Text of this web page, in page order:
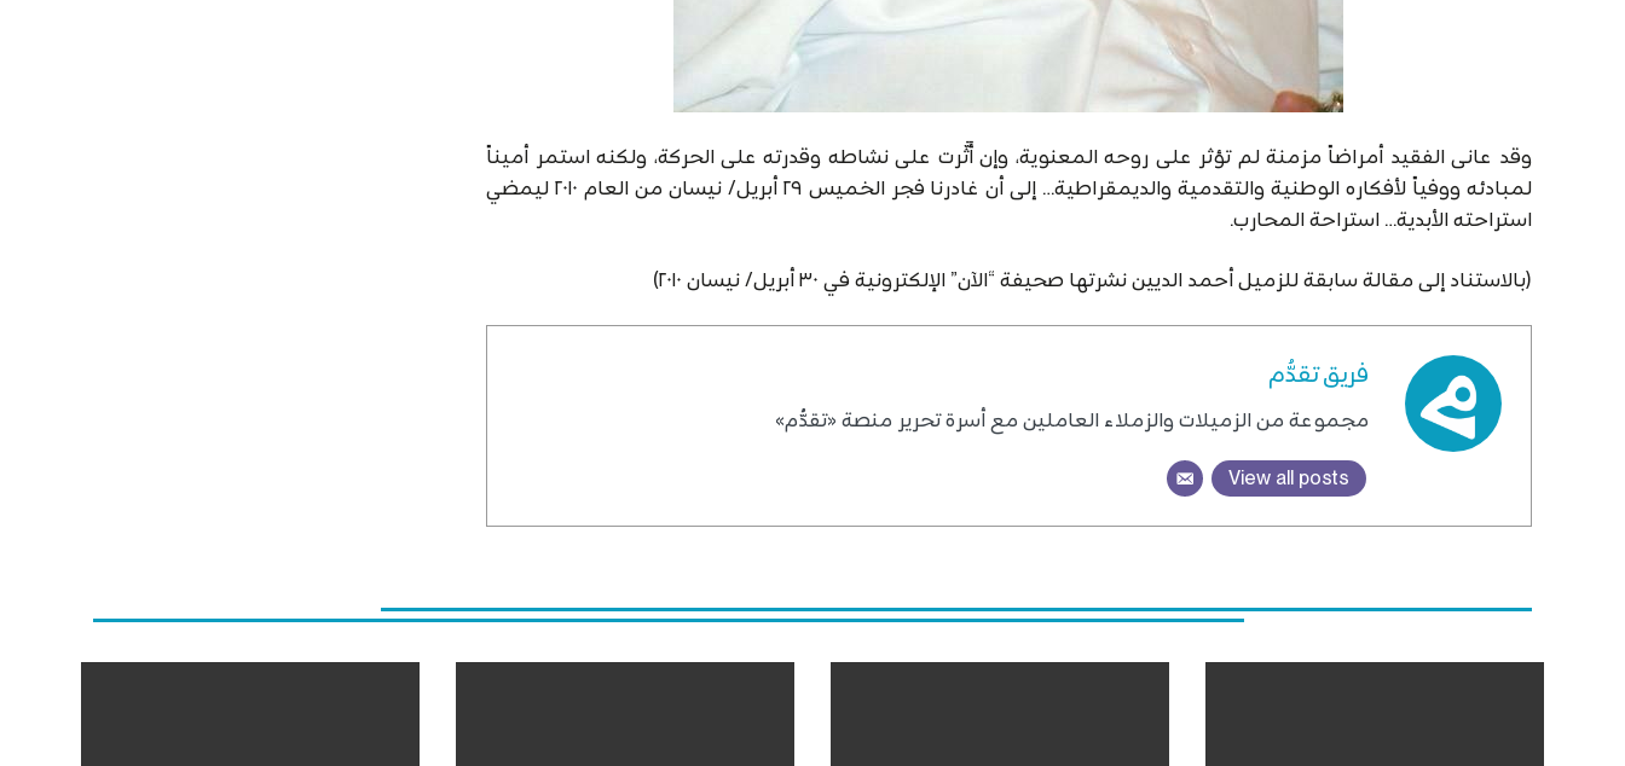
وقد عانى الفقيد أمراضاً مزمنة لم تؤثر على روحه المعنوية، وإن أَثَّرت على نشاطه وقدرته على الحركة، ولكنه استمر أميناً
لمبادئه ووفياً لأفكاره الوطنية والتقدمية والديمقراطية… إلى أن غادرنا فجر الخميس ٢٩ أبريل/ نيسان من العام ٢٠١٠ ليمضي
استراحته الأبدية… استراحة المحارب.
(بالاستناد إلى مقالة سابقة للزميل أحمد الديين نشرتها صحيفة “الآن” الإلكترونية في ٣٠ أبريل/ نيسان ٢٠١٠)
فريق تقدُّم
مجموعة من الزميلات والزملاء العاملين مع أسرة تحرير منصة «تقدُّم»
View all posts